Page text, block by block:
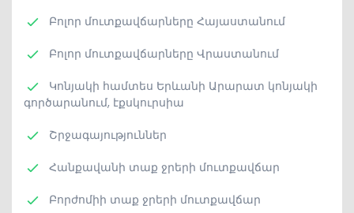
Բոլոր մուտքավճարները Հայաստանում
Բոլոր մուտքավճարները Վրաստանում
Կոնյակի համտես Երևանի Արարատ կոնյակի
գործարանում, էքսկուրսիա
Շրջագայություններ
Հանքավանի տաք ջրերի մուտքավճար
Բորժոմիի տաք ջրերի մուտքավճար